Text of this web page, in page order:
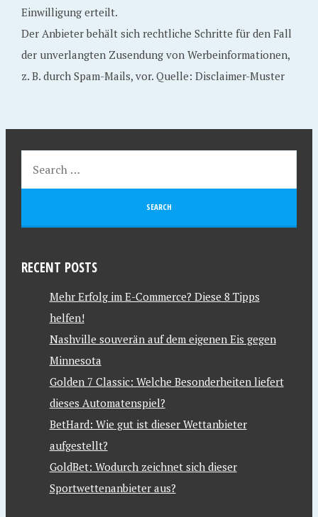
Einwilligung erteilt.
Der Anbieter behält sich rechtliche Schritte für den Fall
der unverlangten Zusendung von Werbeinformationen,
z. B. durch Spam-Mails, vor. Quelle: Disclaimer-Muster
RECENT POSTS
Mehr Erfolg im E-Commerce? Diese 8 Tipps
helfen!
Nashville souverän auf dem eigenen Eis gegen
Minnesota
Golden 7 Classic: Welche Besonderheiten liefert
dieses Automatenspiel?
BetHard: Wie gut ist dieser Wettanbieter
aufgestellt?
GoldBet: Wodurch zeichnet sich dieser
Sportwettenanbieter aus?